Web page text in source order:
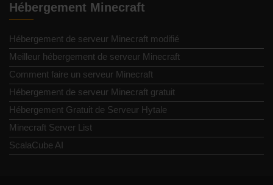
Hébergement Minecraft
Hébergement de serveur Minecraft modifié
Meilleur hébergement de serveur Minecraft
Comment faire un serveur Minecraft
Hébergement de serveur Minecraft gratuit
Hébergement Gratuit de Serveur Hytale
Minecraft Server List
ScalaCube AI